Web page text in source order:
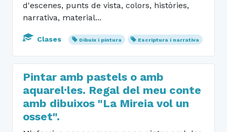
d'escenes, punts de vista, colors, històries,
narrativa, material...
Clases Dibuix i pintura Escriptura i narrativa
Pintar amb pastels o amb
aquarel·les. Regal del meu conte
amb dibuixos "La Mireia vol un
osset".